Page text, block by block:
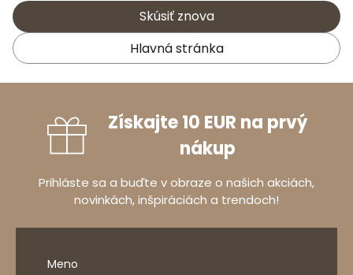
Skúsiť znova
Hlavná stránka
Získajte 10 EUR na prvý
nákup
Prihláste sa a buďte v obraze o našich akciách,
novinkách, inšpiráciách a trendoch!
Meno